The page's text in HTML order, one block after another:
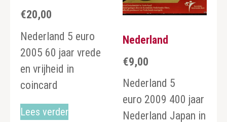
€20,00
Nederland 5 euro
2005 60 jaar vrede
en vrijheid in
coincard
Lees verder
Nederland
€9,00
Nederland 5
euro 2009 400 jaar
Nederland Japan in